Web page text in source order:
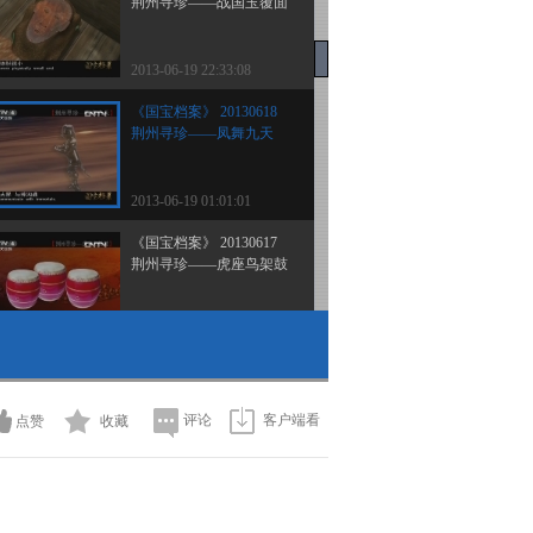
2013-06-19 22:33:08
《国宝档案》 20130618
荆州寻珍——凤舞九天
2013-06-19 01:01:01
《国宝档案》 20130617
荆州寻珍——虎座鸟架鼓
2013-06-15 20:03:00
点赞 收藏 评论 客户端看